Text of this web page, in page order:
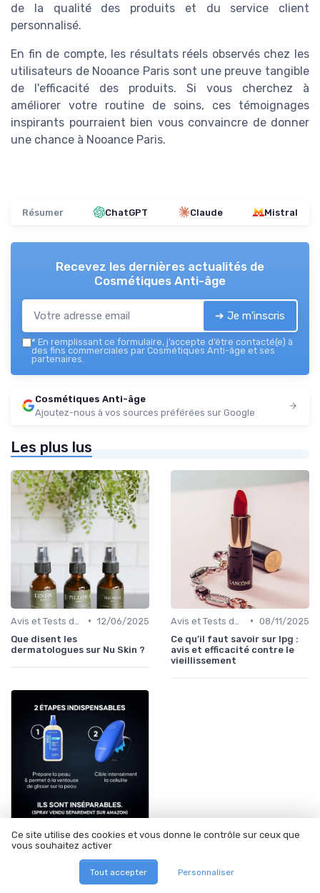
de la qualité des produits et du service client
personnalisé.
En fin de compte, les résultats réels observés chez les
utilisateurs de Nooance Paris sont une preuve tangible
de l'efficacité des produits. Si vous cherchez à
améliorer votre routine de soins, ces témoignages
inspirants pourraient bien vous convaincre de donner
une chance à Nooance Paris.
Résumer ChatGPT Claude Mistral
Recevez les dernières actualités de
Cosmétiques Anti-âge
➔ Je m'inscris
* En remplissant ce formulaire, j’accepte d’être contacté(e) à
des fins commerciales par Cosmétiques Anti-âge et ses
partenaires.
Cosmétiques Anti-âge
Ajoutez-nous à vos sources préférées sur Google
Les plus lus
• 12/06/2025
Que disent les
dermatologues sur Nu Skin ?
• 08/11/2025
Ce qu’il faut savoir sur lpg :
avis et efficacité contre le
vieillissement
Test Produit • 14/05/2026
Test Ventouse Cellulite
Électrique Cellublue : le
palper-rouler pour les
Ce site utilise des cookies et vous donne le contrôle sur ceux que
vous souhaitez activer
Tout accepter Personnaliser